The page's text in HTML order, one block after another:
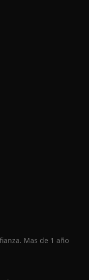
Mas de 1 año